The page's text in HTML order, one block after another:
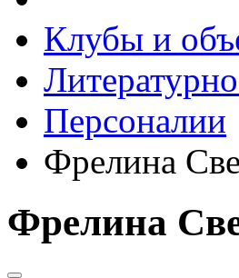
Клубы и
Персоналии
Фрелина
Фрелина